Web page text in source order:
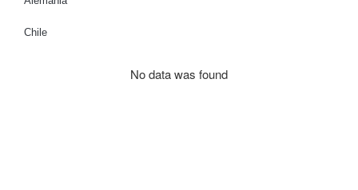
Chile
No data was found